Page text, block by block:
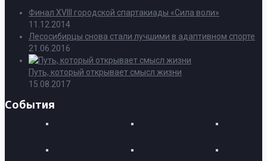
Финал XVIII городской спартакиады «Сила воли»
11.12.2014
Лесосибирцы снова стали лучшими в адаптивном спорте
21.06.2016
Путь, который открывает смысл жизни
15.08.2017
События